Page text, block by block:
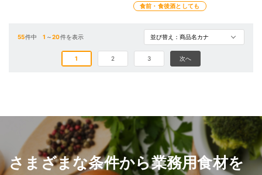
食前・食後酒としても
55件中1 ～20件を表示
1 2 3 次へ
さまざまな条件から業務用食材を